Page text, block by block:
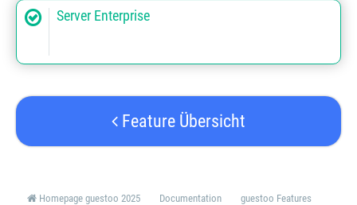
Server Enterprise
Feature Übersicht
Homepage guestoo 2025 Documentation guestoo Features